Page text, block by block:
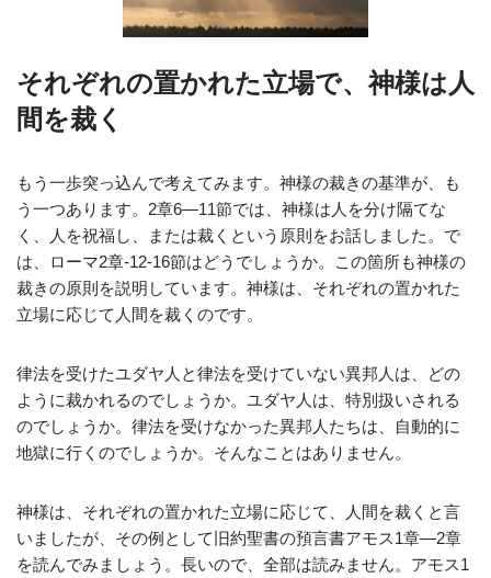
それぞれの置かれた立場で、神様は人
間を裁く
もう一歩突っ込んで考えてみます。神様の裁きの基準が、も
う一つあります。2章6—11節では、神様は人を分け隔てな
く、人を祝福し、または裁くという原則をお話しました。で
は、ローマ2章‐12‐16節はどうでしょうか。この箇所も神様の
裁きの原則を説明しています。神様は、それぞれの置かれた
立場に応じて人間を裁くのです。
律法を受けたユダヤ人と律法を受けていない異邦人は、どの
ように裁かれるのでしょうか。ユダヤ人は、特別扱いされる
のでしょうか。律法を受けなかった異邦人たちは、自動的に
地獄に行くのでしょうか。そんなことはありません。
神様は、それぞれの置かれた立場に応じて、人間を裁くと言
いましたが、その例として旧約聖書の預言書アモス1章—2章
を読んでみましょう。長いので、全部は読みません。アモス1